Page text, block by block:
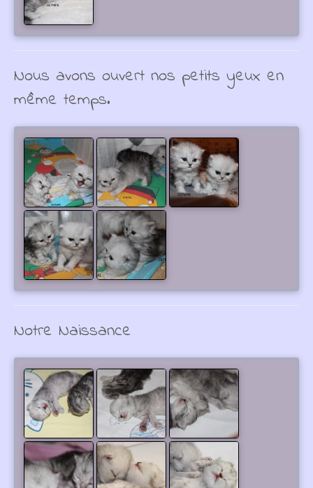
Nous avons ouvert nos petits yeux en
même temps.
Notre Naissance